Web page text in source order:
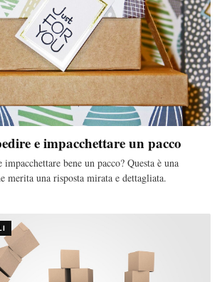
e impacchettare un pacco
bene un pacco? Questa è una
merita una risposta mirata e dettagliata.